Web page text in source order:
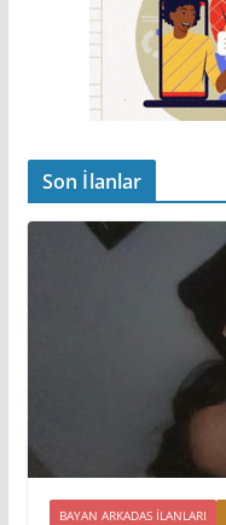
Son İlanlar
BAYAN ARKADAS ILANLARI